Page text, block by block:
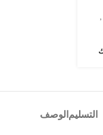
,
الوصفالتسليم